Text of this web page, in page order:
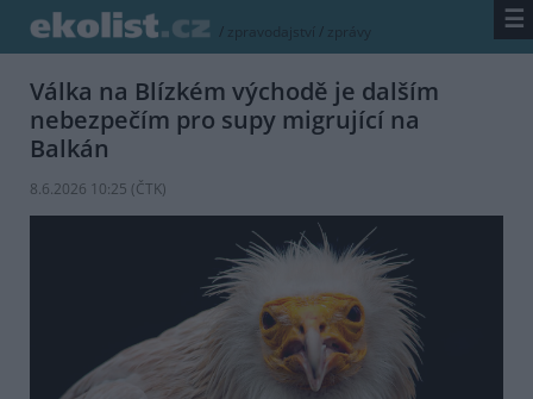
/ zpravodajství / zprávy ☰
Válka na Blízkém východě je dalším
nebezpečím pro supy migrující na
Balkán
8.6.2026 10:25 (ČTK)